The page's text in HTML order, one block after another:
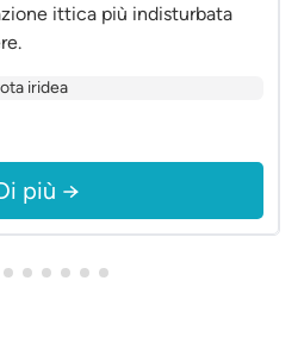
ittica più indisturbata
iridea
più →